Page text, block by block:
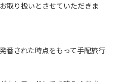
取り扱いとさせていただきま
番された時点をもって手配旅行